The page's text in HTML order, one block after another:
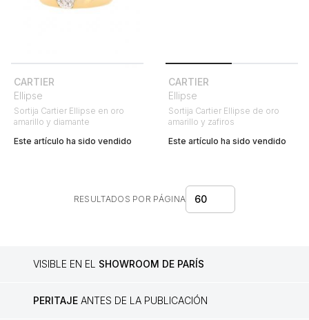
CARTIER
Ellipse
Sortija Cartier Ellipse en oro
amarillo y diamante
Este artículo ha sido vendido
CARTIER
Ellipse
Sortija Cartier Ellipse de oro
amarillo y zafiros
Este artículo ha sido vendido
RESULTADOS POR PÁGINA 60
VISIBLE EN EL SHOWROOM DE PARÍS
PERITAJE ANTES DE LA PUBLICACIÓN